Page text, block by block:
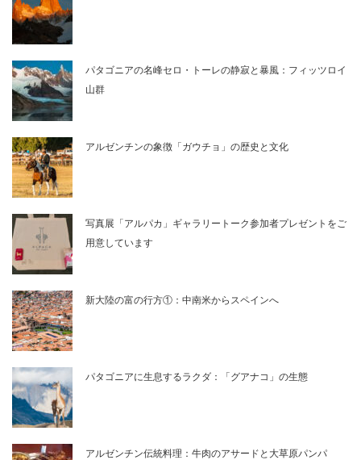
パタゴニアの名峰セロ・トーレの静寂と暴風：フィッツロイ
山群
アルゼンチンの象徴「ガウチョ」の歴史と文化
写真展「アルパカ」ギャラリートーク参加者プレゼントをご
用意しています
新大陸の富の行方①：中南米からスペインへ
パタゴニアに生息するラクダ：「グアナコ」の生態
アルゼンチン伝統料理：牛肉のアサードと大草原パンパ